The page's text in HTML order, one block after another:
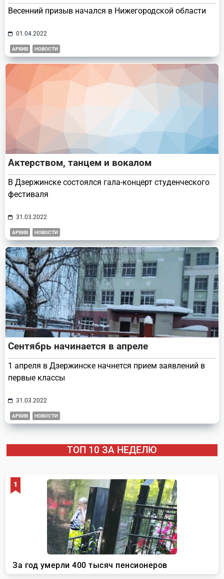
Весенний призыв начался в Нижегородской области
01.04.2022
АРХИВ НОВОСТИ
Актерством, танцем и вокалом
В Дзержинске состоялся гала-концерт студенческого
фестиваля
31.03.2022
АРХИВ НОВОСТИ
Сентябрь начинается в апреле
1 апреля в Дзержинске начнется прием заявлений в
первые классы
31.03.2022
АРХИВ НОВОСТИ
ТОП 10 ЗА НЕДЕЛЮ